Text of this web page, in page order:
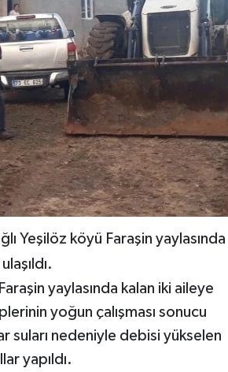
Yeşilöz köyü Faraşin yaylasında
yaylasında kalan iki aileye
yoğun çalışması sonucu
suları nedeniyle debisi yükselen
yapıldı.